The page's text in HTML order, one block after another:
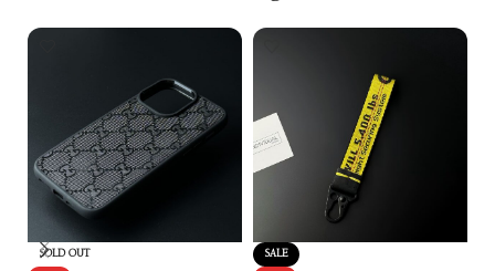
SOLD OUT SALE